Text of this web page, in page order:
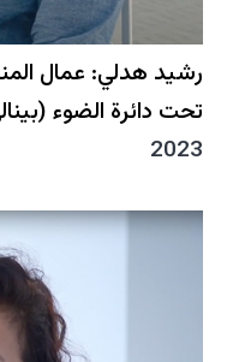
رشيد هدلي: عمال
تحت دائرة الضوء (بينالي
2023